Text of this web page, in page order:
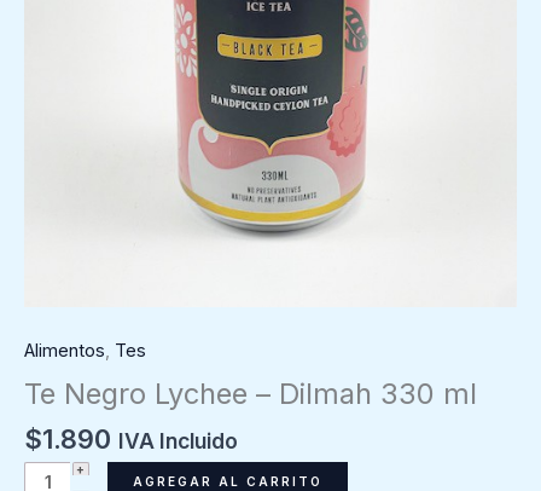
Alimentos, Tes
Te Negro Lychee – Dilmah 330 ml
$1.890 IVA Incluido
AGREGAR AL CARRITO